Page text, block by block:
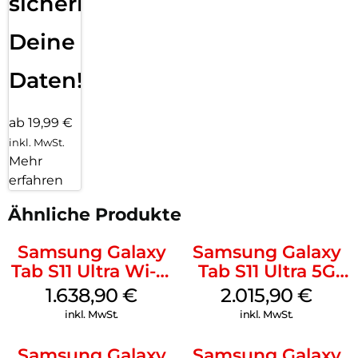
Deine
Daten!
ab 19,99 €
inkl. MwSt.
Mehr
erfahren
Ähnliche Produkte
Samsung Galaxy
Tab S11 Ultra Wi-Fi
512 GB Gray
1.638,90€
inkl. MwSt.
Samsung Galaxy
Tab S11 Ultra 5G
512 GB Gray
2.015,90€
inkl. MwSt.